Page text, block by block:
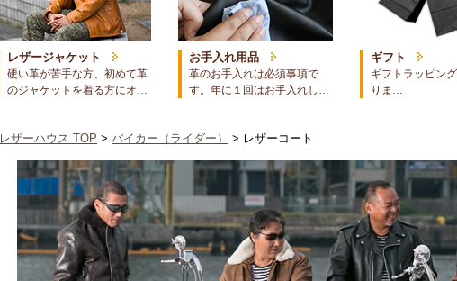
レザージャケット
硬い革が苦手な方、初めて革
のジャケットを着る方にオ…
お手入れ用品
革のお手入れは必須事項で
す。年に１回はお手入れし…
ギフト
ギフトラッピン
りま…
レザーハウス TOP > バイカー（ライダー） > レザーコート